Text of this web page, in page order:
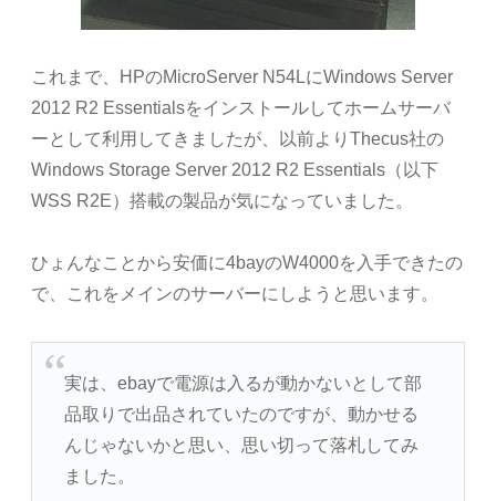
これまで、HPのMicroServer N54LにWindows Server
2012 R2 Essentialsをインストールしてホームサーバ
ーとして利用してきましたが、以前よりThecus社の
Windows Storage Server 2012 R2 Essentials（以下
WSS R2E）搭載の製品が気になっていました。
ひょんなことから安価に4bayのW4000を入手できたの
で、これをメインのサーバーにしようと思います。
実は、ebayで電源は入るが動かないとして部
品取りで出品されていたのですが、動かせる
んじゃないかと思い、思い切って落札してみ
ました。